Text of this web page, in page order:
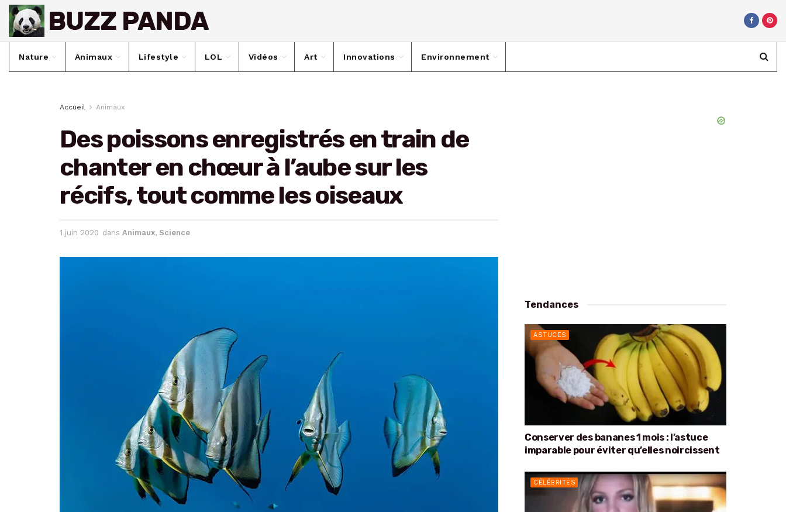
Nature Animaux Lifestyle LOL Vidéos Art Innovations Environnement
Accueil Animaux
Des poissons enregistrés en train de
chanter en chœur à l’aube sur les
récifs, tout comme les oiseaux
1 juin 2020 dans Animaux, Science
Tendances
ASTUCES
Conserver des bananes 1 mois : l’astuce
imparable pour éviter qu’elles noircissent
CÉLÉBRITÉS